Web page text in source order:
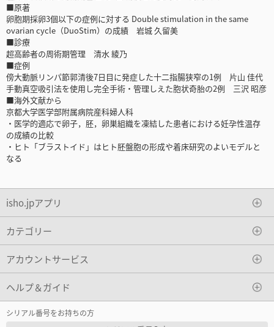
■原著
卵胞期採卵3個以下の症例に対する Double stimulation in the same
ovarian cycle（DuoStim）の成績 岩城 久留美
■診療
超高齢者の周術期管理 清水 綾乃
■症例
傍大動脈リンパ節郭清後7日目に発症した十二指腸狭窄の1例 片山 佳代
手動真空吸引法を使用し完全手術・管理しえた胞状奇胎の2例 三沢 昭彦
■海外文献から
京都大学医学部附属病院産科婦人科
・医学的適応で卵子，胚，卵巣組織を凍結した患者における妊孕性温存
の成績の比較
・ヒト「ブラストイド」はヒト胚盤胞の形成や着床研究のよいモデルと
なる
isho.jpアプリ
カテゴリー
アカウントサービス
ヘルプ＆ガイド
シリアル番号をお持ちの方